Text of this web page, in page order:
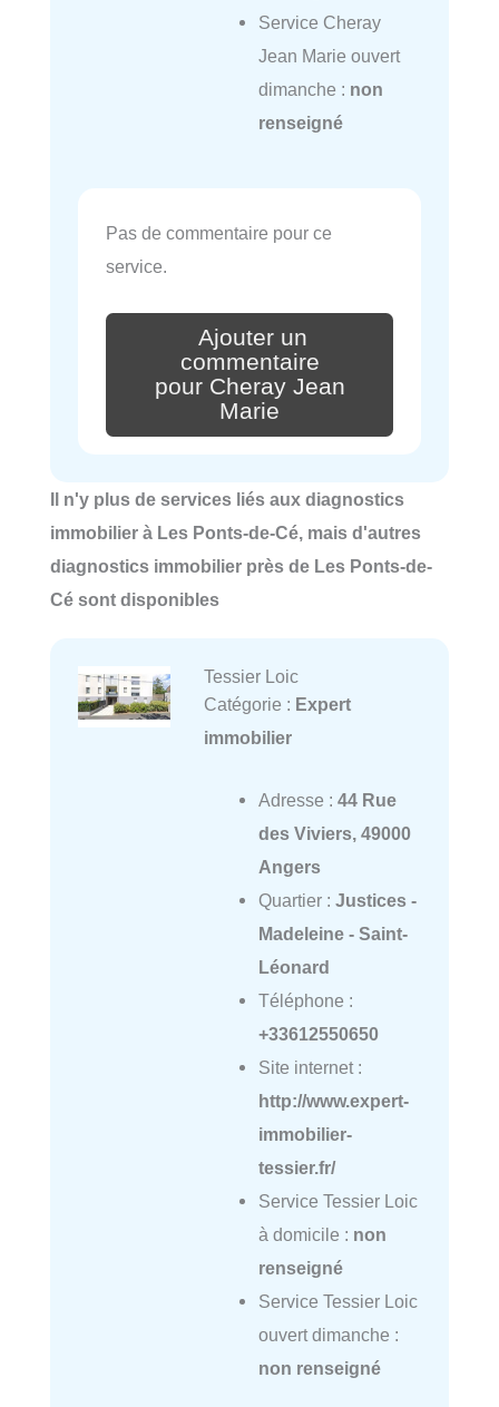
Service Cheray
Jean Marie ouvert
dimanche : non
renseigné
Pas de commentaire pour ce
service.
Ajouter un
commentaire
pour Cheray Jean
Marie
Il n'y plus de services liés aux diagnostics
immobilier à Les Ponts-de-Cé, mais d'autres
diagnostics immobilier près de Les Ponts-de-
Cé sont disponibles
Tessier Loic
Catégorie : Expert
immobilier
Adresse : 44 Rue
des Viviers, 49000
Angers
Quartier : Justices -
Madeleine - Saint-
Léonard
Téléphone :
+33612550650
Site internet :
http://www.expert-
immobilier-
tessier.fr/
Service Tessier Loic
à domicile : non
renseigné
Service Tessier Loic
ouvert dimanche :
non renseigné